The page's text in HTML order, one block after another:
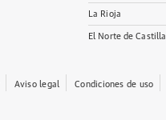
La Rioja
El Norte de Castilla
Aviso legal Condiciones de uso